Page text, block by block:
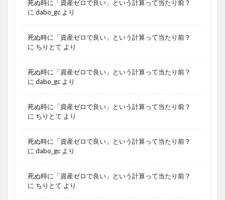
死ぬ時に「資産ゼロで良い」という計算って当たり前？
に dabo_gc より
死ぬ時に「資産ゼロで良い」という計算って当たり前？
に ちりとて より
死ぬ時に「資産ゼロで良い」という計算って当たり前？
に dabo_gc より
死ぬ時に「資産ゼロで良い」という計算って当たり前？
に ちりとて より
死ぬ時に「資産ゼロで良い」という計算って当たり前？
に dabo_gc より
死ぬ時に「資産ゼロで良い」という計算って当たり前？
に ちりとて より